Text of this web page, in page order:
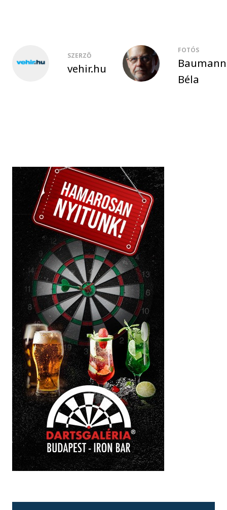
SZERZŐ
vehir.hu
FOTÓS
Baumann
Béla